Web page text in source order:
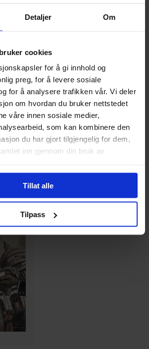
Detaljer Om
cookies
for å gi innhold og
preg, for å levere sosiale
for å analysere trafikken vår. Vi deler
om hvordan du bruker nettstedet
våre innen sosiale medier,
som kan kombinere den
du har gjort tilgjengelig for dem,
inn gjennom din bruk av
Tillat alle
Tilpass
Novel)
Jordie Bellaire
Star Wars Volume 2: From
the Ruins of Alderaan
Carlos D'Anda Dr Brian Wood
Star WarsVol. 2
Paperback · Engelsk